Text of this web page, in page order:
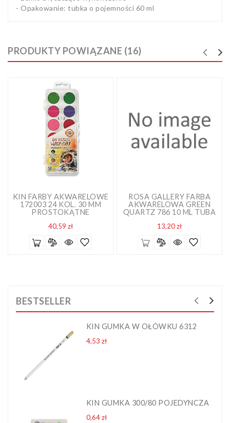
- Opakowanie: tubka o pojemności 60 ml
PRODUKTY POWIĄZANE (16)
KIN FARBY AKWARELOWE
172003 24 KOL. 30 MM
PROSTOKĄTNE
40,59 złCena
ROSA GALLERY FARBA
AKWARELOWA GREEN
QUARTZ 786 10 ML TUBA
13,20 złCena
BESTSELLER
KIN GUMKA W OŁÓWKU 6312
4,53 złCena
KIN GUMKA 300/80 POJEDYNCZA
0,64 złCena